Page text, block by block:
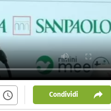
Condividi